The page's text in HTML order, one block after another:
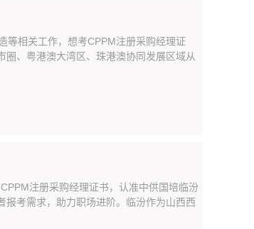
等相关工作，想考CPPM注册采购经理证
、粤港澳大湾区、珠港澳协同发展区域从
注册采购经理证书，认准中供国培临汾
考需求，助力职场进阶。临汾作为山西西